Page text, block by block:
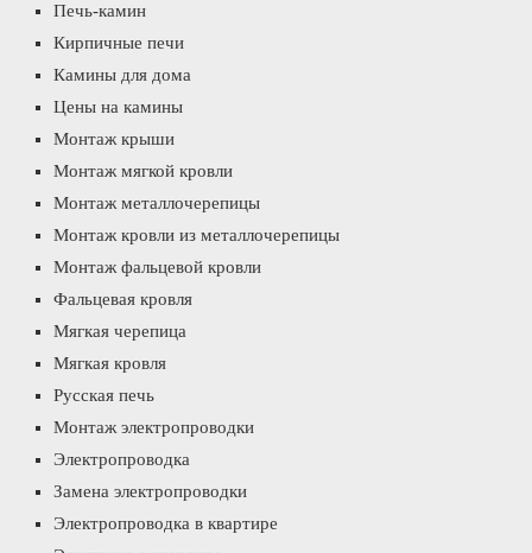
Печь-камин
Кирпичные печи
Камины для дома
Цены на камины
Монтаж крыши
Монтаж мягкой кровли
Монтаж металлочерепицы
Монтаж кровли из металлочерепицы
Монтаж фальцевой кровли
Фальцевая кровля
Мягкая черепица
Мягкая кровля
Русская печь
Монтаж электропроводки
Электропроводка
Замена электропроводки
Электропроводка в квартире